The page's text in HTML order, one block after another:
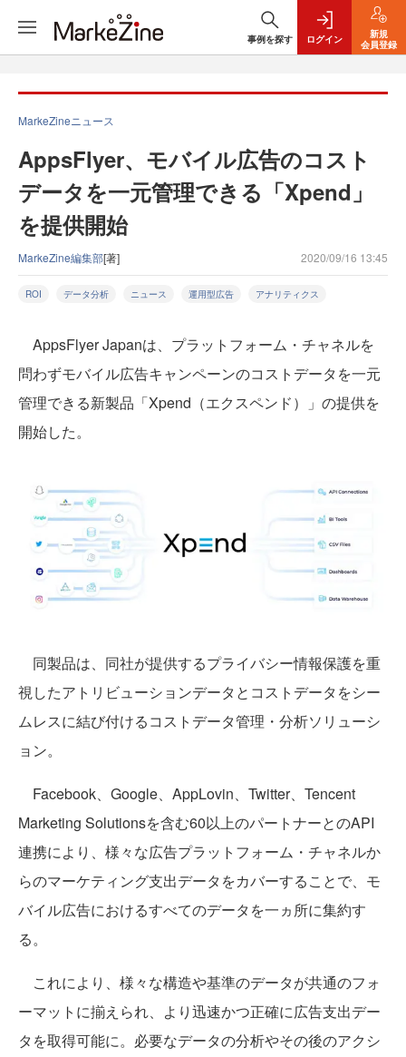
事例を探す ログイン
新規
会員登録
MarkeZineニュース
AppsFlyer、モバイル広告のコスト
データを一元管理できる「Xpend」
を提供開始
MarkeZine編集部[著] 2020/09/16 13:45
ROI データ分析 ニュース 運用型広告 アナリティクス
AppsFlyer Japanは、プラットフォーム・チャネルを
問わずモバイル広告キャンペーンのコストデータを一元
管理できる新製品「Xpend（エクスペンド）」の提供を
開始した。
同製品は、同社が提供するプライバシー情報保護を重
視したアトリビューションデータとコストデータをシー
ムレスに結び付けるコストデータ管理・分析ソリューシ
ョン。
Facebook、Google、AppLovin、Twitter、Tencent
Marketing Solutionsを含む60以上のパートナーとのAPI
連携により、様々な広告プラットフォーム・チャネルか
らのマーケティング支出データをカバーすることで、モ
バイル広告におけるすべてのデータを一ヵ所に集約す
る。
これにより、様々な構造や基準のデータが共通のフォ
ーマットに揃えられ、より迅速かつ正確に広告支出デー
タを取得可能に。必要なデータの分析やその後のアクシ